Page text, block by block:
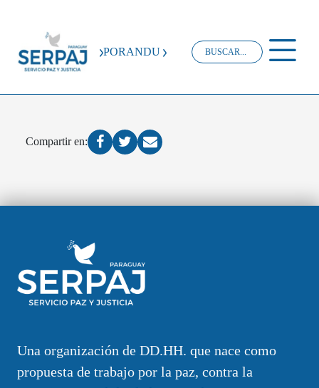
PORANDU
Compartir en:
Una organización de DD.HH. que nace como
propuesta de trabajo por la paz, contra la